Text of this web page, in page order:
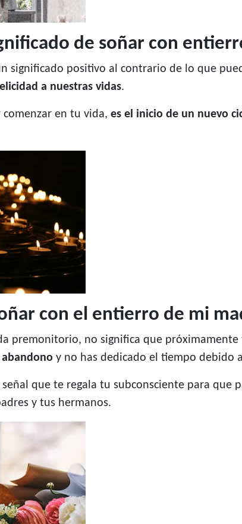
de soñar con
significado positivo al contrario de lo que
a nuestras vidas.
en tu vida, es el inicio de un nuevo
con el entierro de mi
premonitorio, no significa que
y no has dedicado el tiempo debido
que te regala tu subconsciente para que
y tus hermanos.